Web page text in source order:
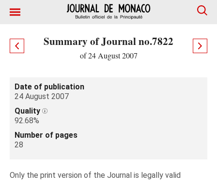
Summary of Journal no.7822
of 24 August 2007
Date of publication
24 August 2007
Quality
92.68%
Number of pages
28
Only the print version of the Journal is legally valid